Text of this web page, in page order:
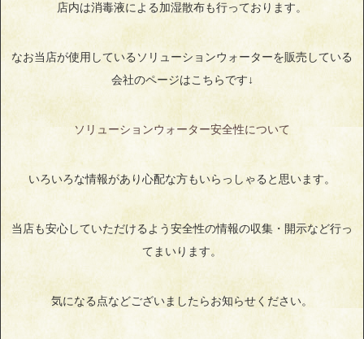
店内は消毒液による加湿散布も行っております。
なお当店が使用しているソリューションウォーターを販売している
会社のページはこちらです↓
ソリューションウォーター安全性について
いろいろな情報があり心配な方もいらっしゃると思います。
当店も安心していただけるよう安全性の情報の収集・開示など行っ
てまいります。
気になる点などございましたらお知らせください。